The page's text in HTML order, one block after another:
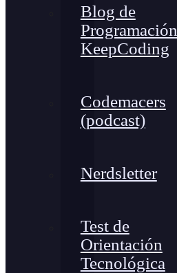
Blog de
Programación
KeepCoding
Codemacers
(podcast)
Nerdsletter
Test de
Orientación
Tecnológica